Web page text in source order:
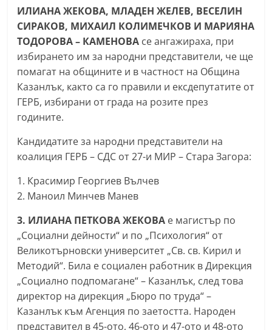
n
f
o
k
a
n
l
a
k
-
b
g
.
i
n
f
ИЛИАНА ЖЕКОВА, МЛАДЕН ЖЕЛЕВ, ВЕСЕЛИН
СИРАКОВ, МИХАИЛ КОЛИМЕЧКОВ И МАРИЯНА
ТОДОРОВА – КАМЕНОВА се ангажираха, при
избирането им за народни представители, че ще
помагат на общините и в частност на Община
Казанлък, както са го правили и ексдепутатите от
ГЕРБ, избирани от града на розите през
годините.
Кандидатите за народни представители на
коалиция ГЕРБ – СДС от 27-и МИР – Стара Загора:
1. Красимир Георгиев Вълчев
2. Маноил Минчев Манев
3. ИЛИАНА ПЕТКОВА ЖЕКОВА е магистър по
„Социални дейности“ и по „Психология“ от
Великотърновски университет „Св. св. Кирил и
Методий“. Била е социален работник в Дирекция
„Социално подпомагане“ – Казанлък, след това
директор на дирекция „Бюро по труда“ –
Казанлък към Агенция по заетостта. Народен
представител в 45-ото, 46-ото и 47-ото и 48-ото